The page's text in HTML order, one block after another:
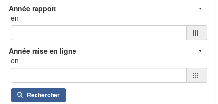
en
en
Rechercher